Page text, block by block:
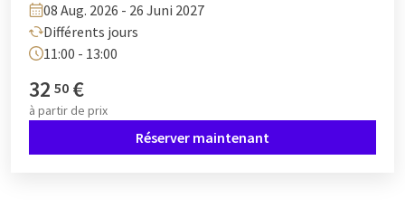
08 Aug. 2026 - 26 Juni 2027
Différents jours
11:00 - 13:00
32 50 €
à partir de prix
Réserver maintenant